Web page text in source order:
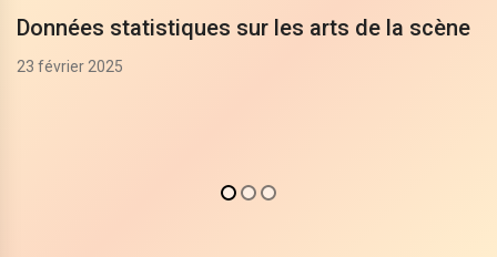
Données statistiques sur les arts de la scène
23 février 2025